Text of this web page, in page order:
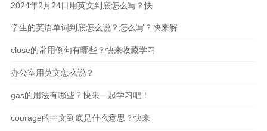
2024年2月24日用英文到底怎么写？快
学生的英语单词到底怎么说？怎么写？快来解
close的常用例句有哪些？快来收藏学习
办公室用英文怎么说？
gas的用法有哪些？快来一起学习吧！
courage的中文到底是什么意思？快来